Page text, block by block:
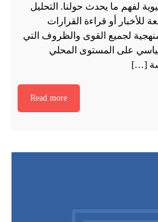
لفهم ما يحدث حولنا. التحليل
للأخبار أو قراءة القرارات
لجميع القوى والظروف التي
على المستوى المحلي
[…]
Read more